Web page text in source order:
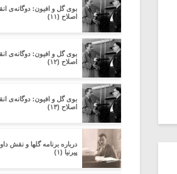
بوی گل و افیون: دوگانه‌ی
اصلاح (۱۱)
بوی گل و افیون: دوگانه‌ی
اصلاح (۱۲)
بوی گل و افیون: دوگانه‌ی
اصلاح (۱۳)
درباره برنامه گلها و نقش
پیرنیا (۱)